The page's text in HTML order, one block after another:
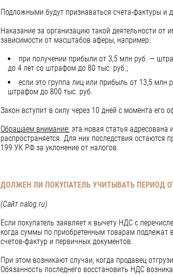
Подложными будут признаваться счета-фактуры и
Наказание за организацию такой деятельности
зависимости от масштабов аферы, например:
при получении прибыли от 3,5 млн руб. —
до 4 лет со штрафом до 80 тыс. руб.;
если это группа лиц или прибыль от 13,5 млн
штрафом до 800 тыс. руб.
Закон вступит в силу через 10 дней с момента его
Обращаем внимание: эта новая статья
распространяется. Для них последствия
199 УК РФ за уклонение от налогов.
ДОЛЖЕН ЛИ ПОКУПАТЕЛЬ УЧИТЫВАТЬ ПЕРИОД
(Сайт nalog.ru)
Если покупатель заявляет к вычету НДС с
когда суммы по приобретенным товарам подлежат
счетов-фактур и первичных документов.
При этом возникают случаи, когда продавец
Обязанность последнего восстановить НДС